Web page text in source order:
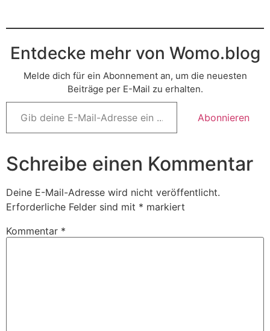
Entdecke mehr von Womo.blog
Melde dich für ein Abonnement an, um die neuesten
Beiträge per E-Mail zu erhalten.
Gib
deine
Mail-
ein ...
Abonnieren
Schreibe einen Kommentar
Deine E-Mail-Adresse wird nicht veröffentlicht.
Erforderliche Felder sind mit * markiert
Kommentar *